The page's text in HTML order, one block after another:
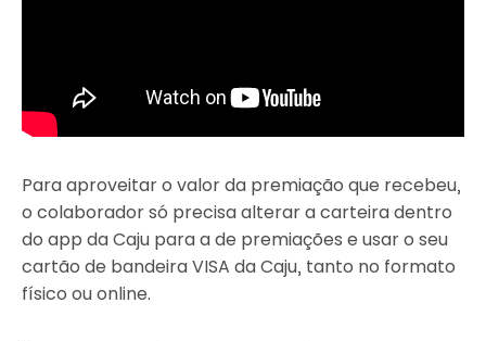
Para aproveitar o valor da premiação que recebeu,
o colaborador só precisa alterar a carteira dentro
do app da Caju para a de premiações e usar o seu
cartão de bandeira VISA da Caju, tanto no formato
físico ou online.